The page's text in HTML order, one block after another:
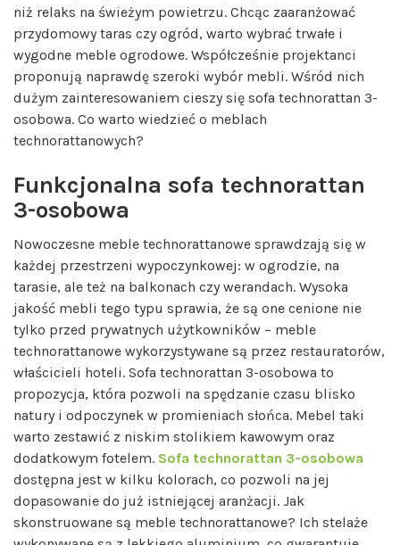
niż relaks na świeżym powietrzu. Chcąc zaaranżować
przydomowy taras czy ogród, warto wybrać trwałe i
wygodne meble ogrodowe. Współcześnie projektanci
proponują naprawdę szeroki wybór mebli. Wśród nich
dużym zainteresowaniem cieszy się sofa technorattan 3-
osobowa. Co warto wiedzieć o meblach
technorattanowych?
Funkcjonalna sofa technorattan
3-osobowa
Nowoczesne meble technorattanowe sprawdzają się w
każdej przestrzeni wypoczynkowej: w ogrodzie, na
tarasie, ale też na balkonach czy werandach. Wysoka
jakość mebli tego typu sprawia, że są one cenione nie
tylko przed prywatnych użytkowników – meble
technorattanowe wykorzystywane są przez restauratorów,
właścicieli hoteli. Sofa technorattan 3-osobowa to
propozycja, która pozwoli na spędzanie czasu blisko
natury i odpoczynek w promieniach słońca. Mebel taki
warto zestawić z niskim stolikiem kawowym oraz
dodatkowym fotelem. Sofa technorattan 3-osobowa
dostępna jest w kilku kolorach, co pozwoli na jej
dopasowanie do już istniejącej aranżacji. Jak
skonstruowane są meble technorattanowe? Ich stelaże